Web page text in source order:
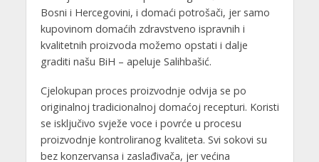
Bosni i Hercegovini, i domaći potrošači, jer samo
kupovinom domaćih zdravstveno ispravnih i
kvalitetnih proizvoda možemo opstati i dalje
graditi našu BiH – apeluje Salihbašić.
Cjelokupan proces proizvodnje odvija se po
originalnoj tradicionalnoj domaćoj recepturi. Koristi
se isključivo svježe voce i povrće u procesu
proizvodnje kontroliranog kvaliteta. Svi sokovi su
bez konzervansa i zaslađivača, jer većina